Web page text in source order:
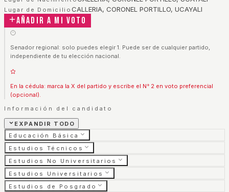
Lugar de Domicilio CALLERIA, CORONEL PORTILLO, UCAYALI
Añadir a mi voto
Senador regional: solo puedes elegir 1. Puede ser de cualquier partido,
independiente de tu elección nacional.
En la cédula: marca la X del partido y escribe el N° 2 en voto preferencial
(opcional).
Información del candidato
EXPANDIR TODO
Educación Básica
Estudios Técnicos
Estudios No Universitarios
Estudios Universitarios
Estudios de Posgrado